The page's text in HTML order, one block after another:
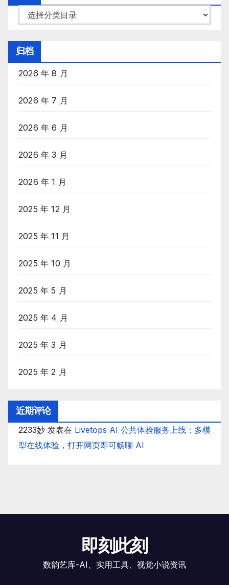
类
目
录
归档
2026 年 8 月
2026 年 7 月
2026 年 6 月
2026 年 3 月
2026 年 1 月
2025 年 12 月
2025 年 11 月
2025 年 10 月
2025 年 5 月
2025 年 4 月
2025 年 3 月
2025 年 2 月
近期评论
2233妙 发表在 Livetops AI 公共体验服务上线：多模
型在线体验，打开网页即可畅聊 AI
即刻此刻
数韵艺库-AI、实用工具、视觉小说资讯